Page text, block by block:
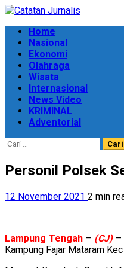
Skip
content
Primary
Menu
Home
Nasional
Ekonomi
Olahraga
Wisata
Internasional
News Video
KRIMINAL
Adventorial
Cari
untuk:
Personil Polsek
12 November 2021 2 min
Lampung Tengah– (CJ)–
Kampung Fajar Mataram